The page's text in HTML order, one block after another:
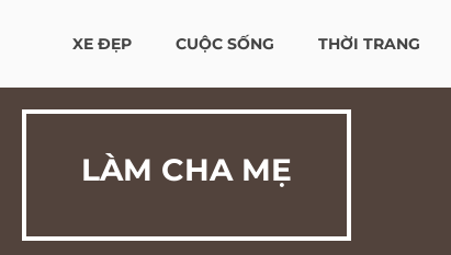
XE ĐẸP CUỘC SỐNG THỜI TRANG
LÀM CHA MẸ